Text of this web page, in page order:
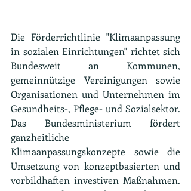
Die Förderrichtlinie "Klimaanpassung
in sozialen Einrichtungen" richtet sich
Bundesweit an Kommunen,
gemeinnützige Vereinigungen sowie
Organisationen und Unternehmen im
Gesundheits-, Pflege- und Sozialsektor.
Das Bundesministerium fördert
ganzheitliche
Klimaanpassungskonzepte sowie die
Umsetzung von konzeptbasierten und
vorbildhaften investiven Maßnahmen.